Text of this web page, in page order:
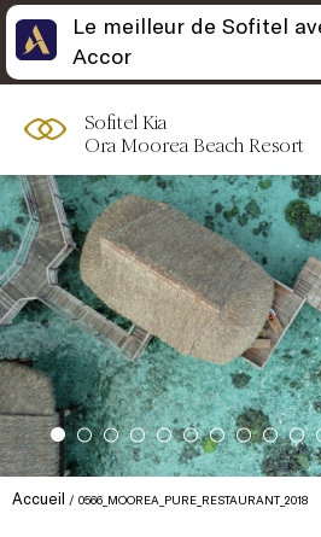
Sofitel Kia
Ora Moorea Beach Resort
Accueil 0566_MOOREA_PURE_RESTAURANT_2018
Le meilleur de Sofitel
Accor